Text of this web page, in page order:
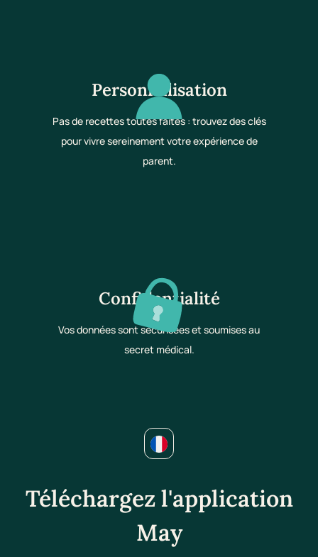
Personnalisation
Pas de recettes toutes faites : trouvez des clés
pour vivre sereinement votre expérience de
parent.
Confidentialité
Vos données sont sécurisées et soumises au
secret médical.
Téléchargez l'application
May